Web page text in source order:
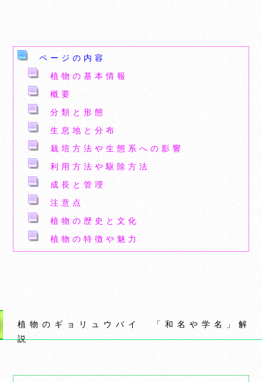
ページの内容
植物の基本情報
概要
分類と形態
生息地と分布
栽培方法や生態系への影響
利用方法や駆除方法
成長と管理
注意点
植物の歴史と文化
植物の特徴や魅力
植物のギョリュウバイ 「和名や学名」解
説